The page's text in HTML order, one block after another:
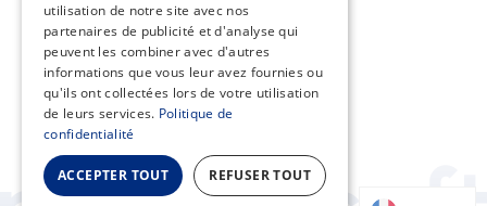
Assistance
Centre d'aide
API
utilisation de notre site avec nos
partenaires de publicité et d'analyse qui
peuvent les combiner avec d'autres
informations que vous leur avez fournies ou
qu'ils ont collectées lors de votre utilisation
de leurs services. Politique de
confidentialité
ACCEPTER TOUT REFUSER TOUT